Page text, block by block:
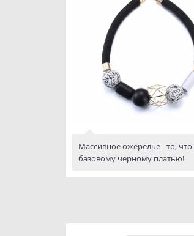
Массивное ожерелье - то, что
базовому черному платью!